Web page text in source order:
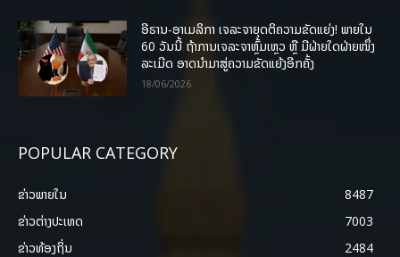
ອີຣານ-ອາເມລິກາ ເຈລະຈາຍຸດຕິຄວາມຂັດແຍ່ງ! ພາຍໃນ
60 ວັນນີ້ ຖ້າການເຈລະຈາຫຼົ້ມເຫຼວ ຫຼື ມີຝ່າຍໃດຝ່າຍໜຶ່ງ
ລະເມີດ ອາດນໍາມາສູ່ຄວາມຂັດແຍ້ງອີກຄັ້ງ
18/06/2026
POPULAR CATEGORY
ຂ່າວພາຍ​ໃນ
8487
ຂ່າວຕ່າງປະເທດ
7003
ຂ່າວທ້ອງຖິ່ນ
2484